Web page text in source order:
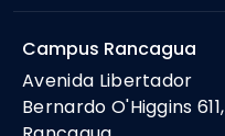
Campus Rancagua
Avenida Libertador
Bernardo O'Higgins 611,